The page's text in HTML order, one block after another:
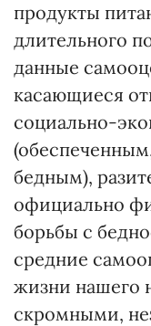
продукты
длительного
данные
касающиеся
социально-
бедным),
официально
борьбы с
средние
жизни нашего
скромными,